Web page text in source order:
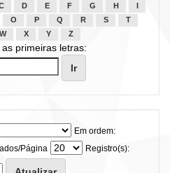
D E F G H
O P Q R S
T
W X Y Z
primeiras letras:
Em ordem:
Página
Registro(s):